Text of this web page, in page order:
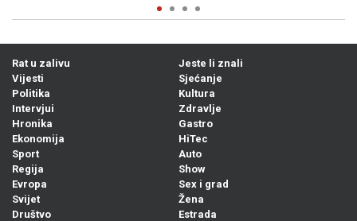
Rat u zalivu
Vijesti
Politika
Intervjui
Hronika
Ekonomija
Sport
Regija
Evropa
Svijet
Društvo
Jeste li znali
Sjećanje
Kultura
Zdravlje
Gastro
HiTec
Auto
Show
Sex i grad
Žena
Estrada